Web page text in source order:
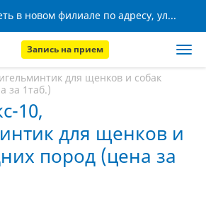
Будем рады вас видеть в новом филиале по адресу, ул. Кижеватова, 8!
Запись на прием
для щенков и собак
за 1таб.)
10,
для щенков и
пород (цена за